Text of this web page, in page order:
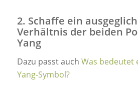
2. Schaffe ein
Verhältnis der beiden
Yang
Dazu passt auch Was bedeutet
Yang-Symbol?